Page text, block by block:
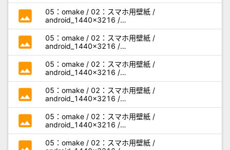
miseaikko3_android_a01.jpg
photo
05：omake / 02：スマホ用壁紙 /
android_1440x3216 /
miseaikko3_android_a02.jpg
photo
05：omake / 02：スマホ用壁紙 /
android_1440x3216 /
miseaikko3_android_a03.jpg
photo
05：omake / 02：スマホ用壁紙 /
android_1440x3216 /
miseaikko3_android_a04.jpg
photo
05：omake / 02：スマホ用壁紙 /
android_1440x3216 /
miseaikko3_android_a05.jpg
photo
05：omake / 02：スマホ用壁紙 /
android_1440x3216 /
miseaikko3_android_b01.jpg
05：omake / 02：スマホ用壁紙 /